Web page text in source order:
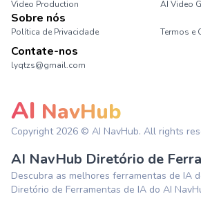
Video Production
AI Video
Sobre nós
Política de Privacidade Termos e
Contate-nos
lyqtzs@gmail.com
AI NavHub
Copyright 2026 © AI NavHub. All rights
AI NavHub Diretório de
Descubra as melhores ferramentas de IA
Diretório de Ferramentas de IA do AI